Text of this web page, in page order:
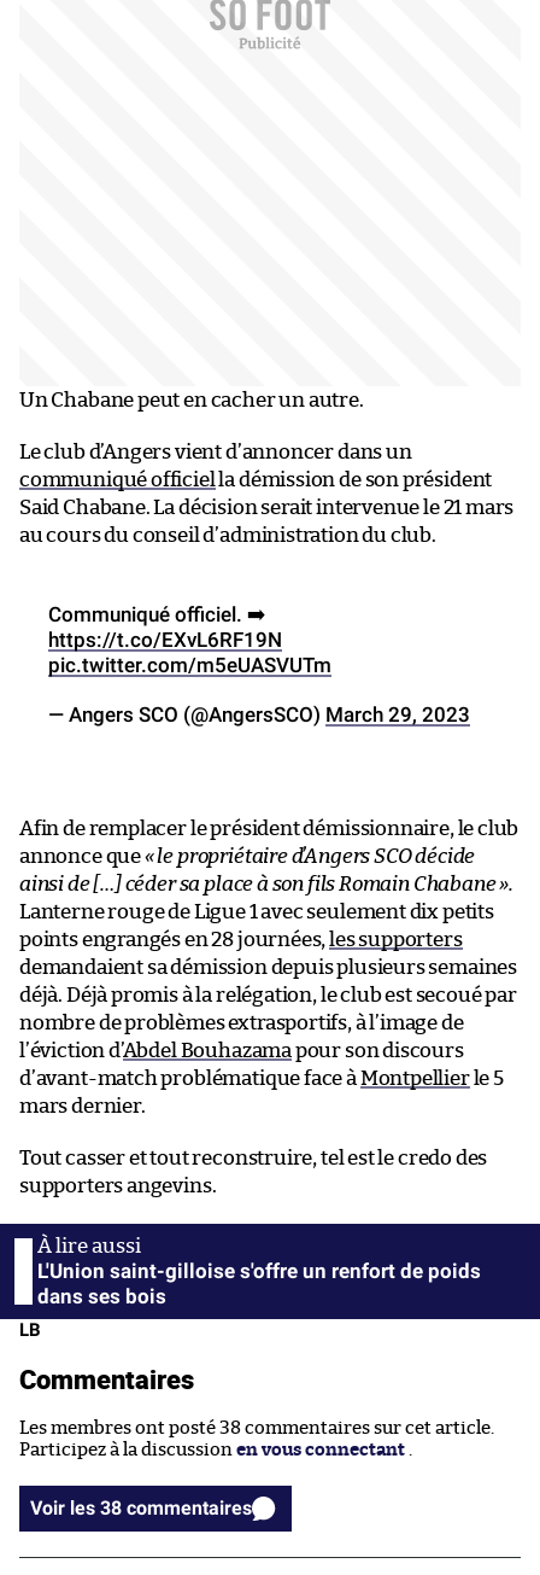
Un Chabane peut en cacher un autre.
Le club d’Angers vient d’annoncer dans un
communiqué officiel la démission de son président
Said Chabane. La décision serait intervenue le 21 mars
au cours du conseil d’administration du club.
Communiqué officiel. ➡️
https://t.co/EXvL6RF19N
pic.twitter.com/m5eUASVUTm
— Angers SCO (@AngersSCO) March 29, 2023
Afin de remplacer le président démissionnaire, le club
annonce que« le propriétaire d’Angers SCO décide
ainsi de […] céder sa place à son fils Romain Chabane ».
Lanterne rouge de Ligue 1 avec seulement dix petits
points engrangés en 28 journées, les supporters
demandaient sa démission depuis plusieurs semaines
déjà. Déjà promis à la relégation, le club est secoué par
nombre de problèmes extrasportifs, à l’image de
l’éviction d’Abdel Bouhazama pour son discours
d’avant-match problématique face à Montpellierle 5
mars dernier.
Tout casser et tout reconstruire, tel est le credo des
supporters angevins.
L'Union saint-gilloise s'offre un renfort de poids
dans ses bois
LB
Commentaires
Les membres ont posté 38 commentaires sur cet article.
Participez à la discussion en vous connectant
Voir les 38 commentaires